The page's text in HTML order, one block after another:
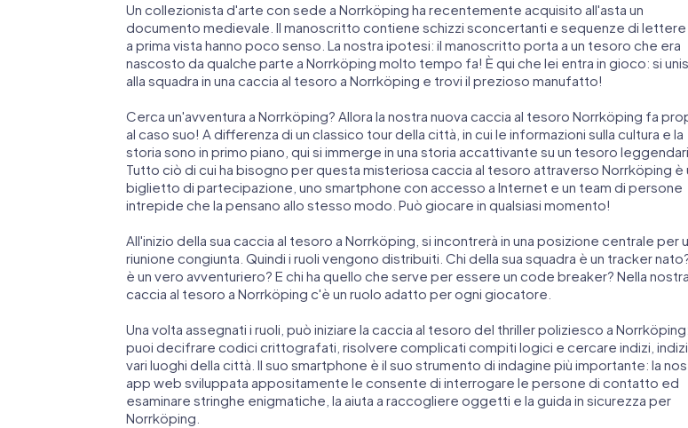
Un collezionista d'arte con sede a Norrköping ha recentemente acquisito all'asta un
documento medievale. Il manoscritto contiene schizzi sconcertanti e sequenze di lettere
a prima vista hanno poco senso. La nostra ipotesi: il manoscritto porta a un tesoro che era
nascosto da qualche parte a Norrköping molto tempo fa! È qui che lei entra in gioco: si
alla squadra in una caccia al tesoro a Norrköping e trovi il prezioso manufatto!
Cerca un'avventura a Norrköping? Allora la nostra nuova caccia al tesoro Norrköping fa
al caso suo! A differenza di un classico tour della città, in cui le informazioni sulla cultura e la
storia sono in primo piano, qui si immerge in una storia accattivante su un tesoro
Tutto ciò di cui ha bisogno per questa misteriosa caccia al tesoro attraverso Norrköping è
biglietto di partecipazione, uno smartphone con accesso a Internet e un team di persone
intrepide che la pensano allo stesso modo. Può giocare in qualsiasi momento!
All'inizio della sua caccia al tesoro a Norrköping, si incontrerà in una posizione centrale per
riunione congiunta. Quindi i ruoli vengono distribuiti. Chi della sua squadra è un tracker
è un vero avventuriero? E chi ha quello che serve per essere un code breaker? Nella nostra
caccia al tesoro a Norrköping c'è un ruolo adatto per ogni giocatore.
Una volta assegnati i ruoli, può iniziare la caccia al tesoro del thriller poliziesco a Norrköping:
puoi decifrare codici crittografati, risolvere complicati compiti logici e cercare indizi, indizi
vari luoghi della città. Il suo smartphone è il suo strumento di indagine più importante: la
app web sviluppata appositamente le consente di interrogare le persone di contatto ed
esaminare stringhe enigmatiche, la aiuta a raccogliere oggetti e la guida in sicurezza per
Norrköping.